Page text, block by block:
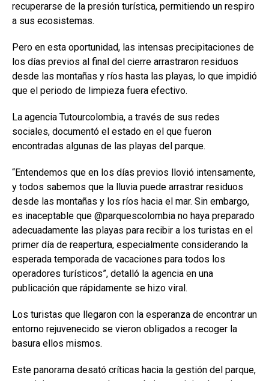
recuperarse de la presión turística, permitiendo un respiro
a sus ecosistemas.
Pero en esta oportunidad, las intensas precipitaciones de
los días previos al final del cierre arrastraron residuos
desde las montañas y ríos hasta las playas, lo que impidió
que el periodo de limpieza fuera efectivo.
La agencia Tutourcolombia, a través de sus redes
sociales, documentó el estado en el que fueron
encontradas algunas de las playas del parque.
“Entendemos que en los días previos llovió intensamente,
y todos sabemos que la lluvia puede arrastrar residuos
desde las montañas y los ríos hacia el mar. Sin embargo,
es inaceptable que @parquescolombia no haya preparado
adecuadamente las playas para recibir a los turistas en el
primer día de reapertura, especialmente considerando la
esperada temporada de vacaciones para todos los
operadores turísticos”, detalló la agencia en una
publicación que rápidamente se hizo viral.
Los turistas que llegaron con la esperanza de encontrar un
entorno rejuvenecido se vieron obligados a recoger la
basura ellos mismos.
Este panorama desató críticas hacia la gestión del parque,